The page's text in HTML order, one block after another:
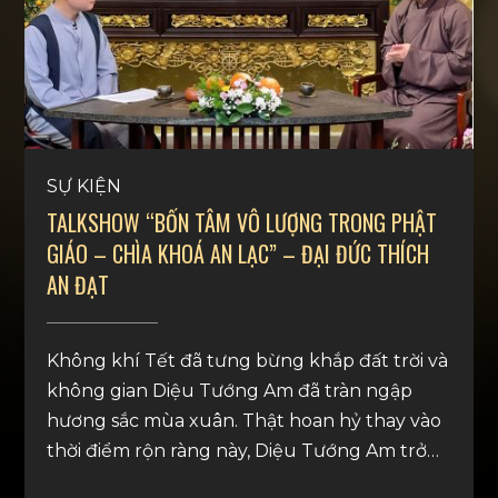
SỰ KIỆN
TALKSHOW “BỐN TÂM VÔ LƯỢNG TRONG PHẬT
GIÁO – CHÌA KHOÁ AN LẠC” – ĐẠI ĐỨC THÍCH
AN ĐẠT
Không khí Tết đã tưng bừng khắp đất trời và
không gian Diệu Tướng Am đã tràn ngập
hương sắc mùa xuân. Thật hoan hỷ thay vào
thời điểm rộn ràng này, Diệu Tướng Am trở